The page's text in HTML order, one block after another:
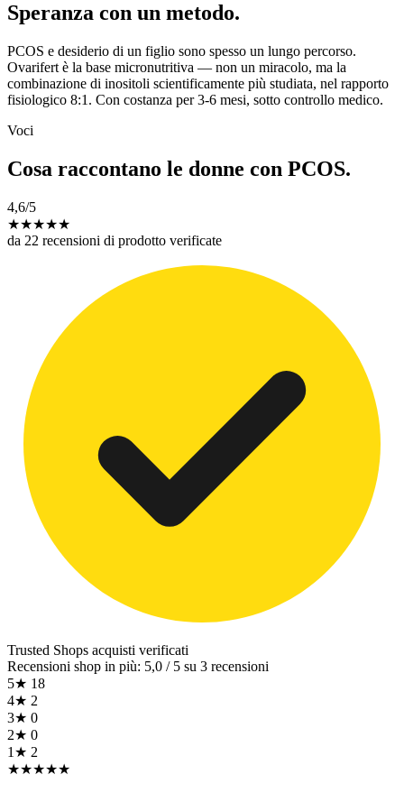
Speranza con un metodo.
PCOS e desiderio di un figlio sono spesso un lungo percorso.
Ovarifert è la base micronutritiva — non un miracolo, ma la
combinazione di inositoli scientificamente più studiata, nel rapporto
fisiologico 8:1. Con costanza per 3-6 mesi, sotto controllo medico.
Voci
Cosa raccontano le donne con PCOS.
4,6/5
★★★★★
da 22 recensioni di prodotto verificate
Trusted Shops acquisti verificati
Recensioni shop in più: 5,0 / 5 su 3 recensioni
5★ 18
4★ 2
3★ 0
2★ 0
1★ 2
★★★★★